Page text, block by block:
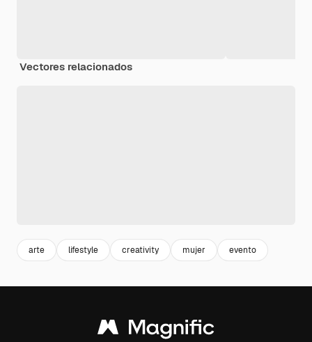
Vectores relacionados
arte lifestyle creativity mujer evento